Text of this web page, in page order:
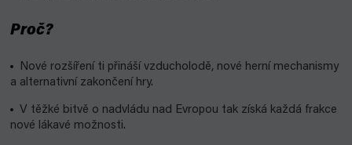
Proč?
Nové rozšíření ti přináší vzducholodě, nové herní mechanismy
a alternativní zakončení hry.
V těžké bitvě o nadvládu nad Evropou tak získá každá frakce
nové lákavé možnosti.